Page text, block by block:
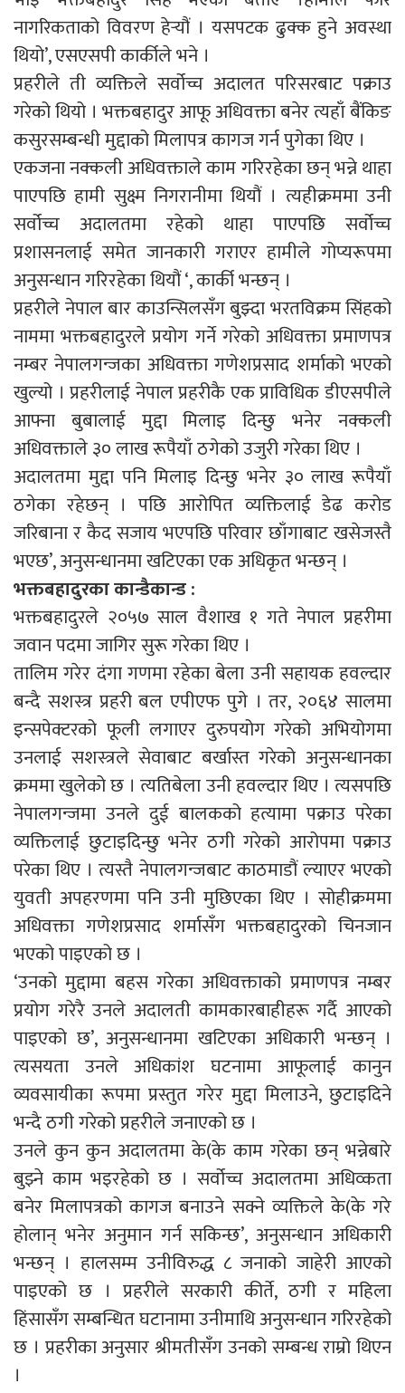
नागरिकताको विवरण हेर्‍यौं । यसपटक ढुक्क हुने अवस्था
थियो’, एसएसपी कार्कीले भने ।
प्रहरीले ती व्यक्तिले सर्वोच्च अदालत परिसरबाट पक्राउ
गरेको थियो । भक्तबहादुर आफू अधिवक्ता बनेर त्यहाँ बैंकिङ
कसुरसम्बन्धी मुद्दाको मिलापत्र कागज गर्न पुगेका थिए ।
एकजना नक्कली अधिवक्ताले काम गरिरहेका छन् भन्ने थाहा
पाएपछि हामी सुक्ष्म निगरानीमा थियौं । त्यहीक्रममा उनी
सर्वोच्च अदालतमा रहेको थाहा पाएपछि सर्वोच्च
प्रशासनलाई समेत जानकारी गराएर हामीले गोप्यरूपमा
अनुसन्धान गरिरहेका थियौं ‘, कार्की भन्छन् ।
प्रहरीले नेपाल बार काउन्सिलसँग बुझ्दा भरतविक्रम सिंहको
नाममा भक्तबहादुरले प्रयोग गर्ने गरेको अधिवक्ता प्रमाणपत्र
नम्बर नेपालगन्जका अधिवक्ता गणेशप्रसाद शर्माको भएको
खुल्यो । प्रहरीलाई नेपाल प्रहरीकै एक प्राविधिक डीएसपीले
आफ्ना बुबालाई मुद्दा मिलाइ दिन्छु भनेर नक्कली
अधिवक्ताले ३० लाख रूपैयाँ ठगेको उजुरी गरेका थिए ।
अदालतमा मुद्दा पनि मिलाइ दिन्छु भनेर ३० लाख रूपैयाँ
ठगेका रहेछन् । पछि आरोपित व्यक्तिलाई डेढ करोड
जरिबाना र कैद सजाय भएपछि परिवार छाँगाबाट खसेजस्तै
भएछ’, अनुसन्धानमा खटिएका एक अधिकृत भन्छन् ।
भक्तबहादुरका कान्डैकान्ड :
भक्तबहादुरले २०५७ साल वैशाख १ गते नेपाल प्रहरीमा
जवान पदमा जागिर सुरू गरेका थिए ।
तालिम गरेर दंगा गणमा रहेका बेला उनी सहायक हवल्दार
बन्दै सशस्त्र प्रहरी बल एपीएफ पुगे । तर, २०६४ सालमा
इन्सपेक्टरको फूली लगाएर दुरुपयोग गरेको अभियोगमा
उनलाई सशस्त्रले सेवाबाट बर्खास्त गरेको अनुसन्धानका
क्रममा खुलेको छ । त्यतिबेला उनी हवल्दार थिए । त्यसपछि
नेपालगन्जमा उनले दुई बालकको हत्यामा पक्राउ परेका
व्यक्तिलाई छुटाइदिन्छु भनेर ठगी गरेको आरोपमा पक्राउ
परेका थिए । त्यस्तै नेपालगन्जबाट काठमाडौं ल्याएर भएको
युवती अपहरणमा पनि उनी मुछिएका थिए । सोहीक्रममा
अधिवक्ता गणेशप्रसाद शर्मासँग भक्तबहादुरको चिनजान
भएको पाइएको छ ।
‘उनको मुद्दामा बहस गरेका अधिवक्ताको प्रमाणपत्र नम्बर
प्रयोग गरेरै उनले अदालती कामकारबाहीहरू गर्दै आएको
पाइएको छ’, अनुसन्धानमा खटिएका अधिकारी भन्छन् ।
त्यसयता उनले अधिकांश घटनामा आफूलाई कानुन
व्यवसायीका रूपमा प्रस्तुत गरेर मुद्दा मिलाउने, छुटाइदिने
भन्दै ठगी गरेको प्रहरीले जनाएको छ ।
उनले कुन कुन अदालतमा के(के काम गरेका छन् भन्नेबारे
बुझ्ने काम भइरहेको छ । सर्वोच्च अदालतमा अधिव्कता
बनेर मिलापत्रको कागज बनाउने सक्ने व्यक्तिले के(के गरे
होलान् भनेर अनुमान गर्न सकिन्छ’, अनुसन्धान अधिकारी
भन्छन् । हालसम्म उनीविरुद्ध ८ जनाको जाहेरी आएको
पाइएको छ । प्रहरीले सरकारी कीर्ते, ठगी र महिला
हिंसासँग सम्बन्धित घटानामा उनीमाथि अनुसन्धान गरिरहेको
छ । प्रहरीका अनुसार श्रीमतीसँग उनको सम्बन्ध राम्रो थिएन
।